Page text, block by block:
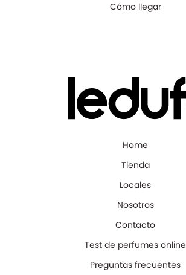
Cómo llegar
Home
Tienda
Locales
Nosotros
Contacto
Test de perfumes online
Preguntas frecuentes